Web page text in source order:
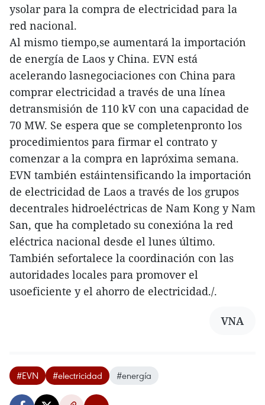
ysolar para la compra de electricidad para la
red nacional.
Al mismo tiempo,se aumentará la importación
de energía de Laos y China. EVN está
acelerando lasnegociaciones con China para
comprar electricidad a través de una línea
detransmisión de 110 kV con una capacidad de
70 MW. Se espera que se completenpronto los
procedimientos para firmar el contrato y
comenzar a la compra en lapróxima semana.
EVN también estáintensificando la importación
de electricidad de Laos a través de los grupos
decentrales hidroeléctricas de Nam Kong y Nam
San, que ha completado su conexióna la red
eléctrica nacional desde el lunes último.
También sefortalece la coordinación con las
autoridades locales para promover el
usoeficiente y el ahorro de electricidad./.
VNA
#EVN #electricidad #energía